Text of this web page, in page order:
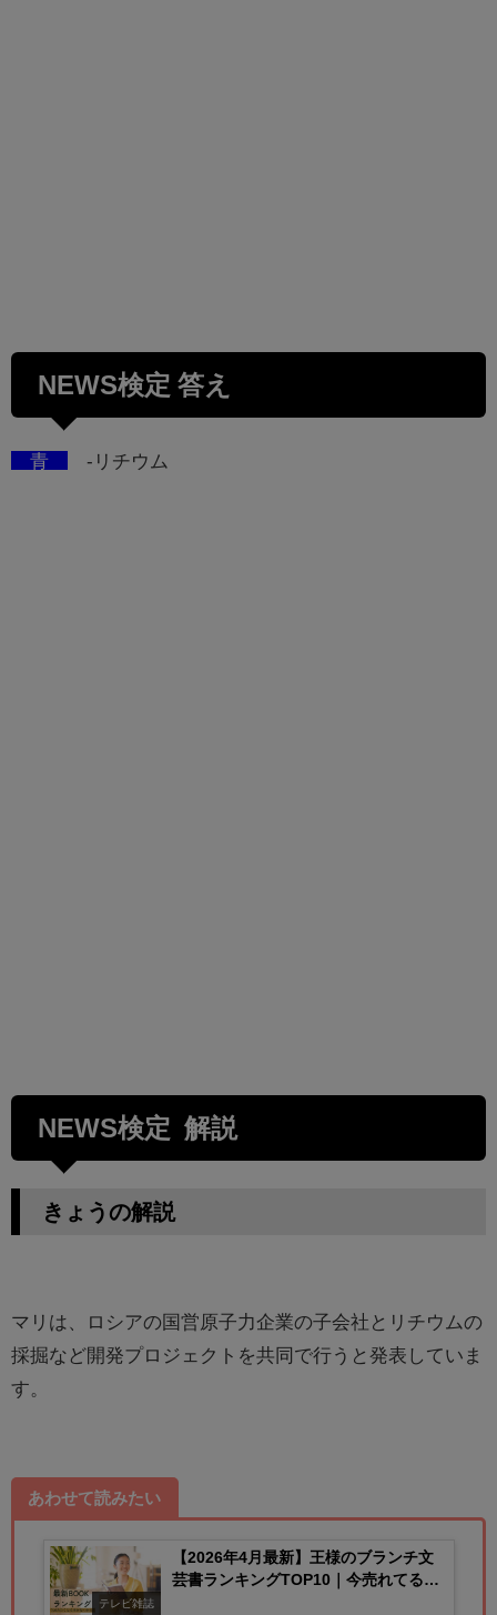
NEWS検定 答え
青 -リチウム
NEWS検定 解説
きょうの解説
マリは、ロシアの国営原子力企業の子会社とリチウムの
採掘など開発プロジェクトを共同で行うと発表していま
す。
あわせて読みたい
テレビ雑誌
【2026年4月最新】王様のブランチ文
芸書ランキングTOP10｜今売れてる話